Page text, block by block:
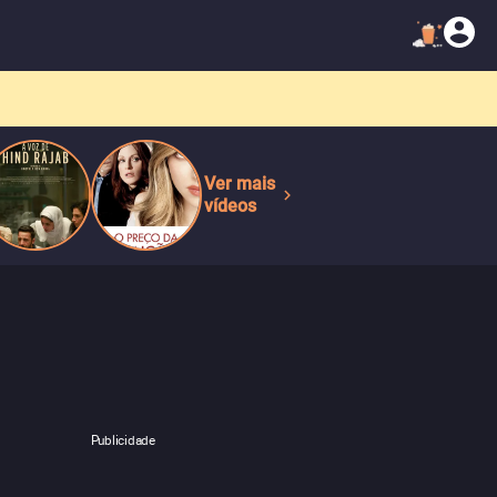
Ver mais
vídeos
Publicidade